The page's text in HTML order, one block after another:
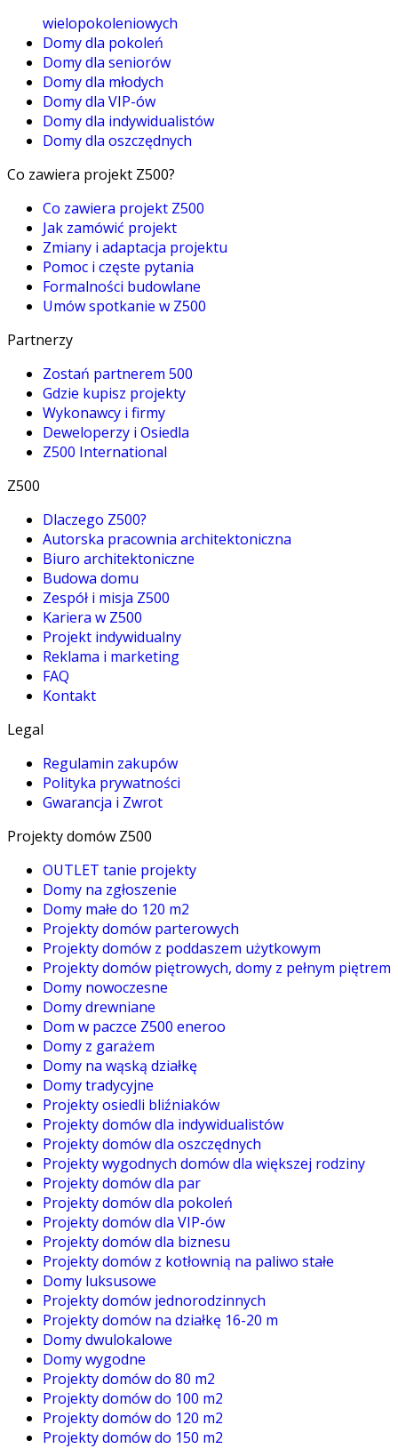
wielopokoleniowych
Domy dla pokoleń
Domy dla seniorów
Domy dla młodych
Domy dla VIP-ów
Domy dla indywidualistów
Domy dla oszczędnych
Co zawiera projekt Z500?
Co zawiera projekt Z500
Jak zamówić projekt
Zmiany i adaptacja projektu
Pomoc i częste pytania
Formalności budowlane
Umów spotkanie w Z500
Partnerzy
Zostań partnerem 500
Gdzie kupisz projekty
Wykonawcy i firmy
Deweloperzy i Osiedla
Z500 International
Z500
Dlaczego Z500?
Autorska pracownia architektoniczna
Biuro architektoniczne
Budowa domu
Zespół i misja Z500
Kariera w Z500
Projekt indywidualny
Reklama i marketing
FAQ
Kontakt
Legal
Regulamin zakupów
Polityka prywatności
Gwarancja i Zwrot
Projekty domów Z500
OUTLET tanie projekty
Domy na zgłoszenie
Domy małe do 120 m2
Projekty domów parterowych
Projekty domów z poddaszem użytkowym
Projekty domów piętrowych, domy z pełnym piętrem
Domy nowoczesne
Domy drewniane
Dom w paczce Z500 eneroo
Domy z garażem
Domy na wąską działkę
Domy tradycyjne
Projekty osiedli bliźniaków
Projekty domów dla indywidualistów
Projekty domów dla oszczędnych
Projekty wygodnych domów dla większej rodziny
Projekty domów dla par
Projekty domów dla pokoleń
Projekty domów dla VIP-ów
Projekty domów dla biznesu
Projekty domów z kotłownią na paliwo stałe
Domy luksusowe
Projekty domów jednorodzinnych
Projekty domów na działkę 16-20 m
Domy dwulokalowe
Domy wygodne
Projekty domów do 80 m2
Projekty domów do 100 m2
Projekty domów do 120 m2
Projekty domów do 150 m2